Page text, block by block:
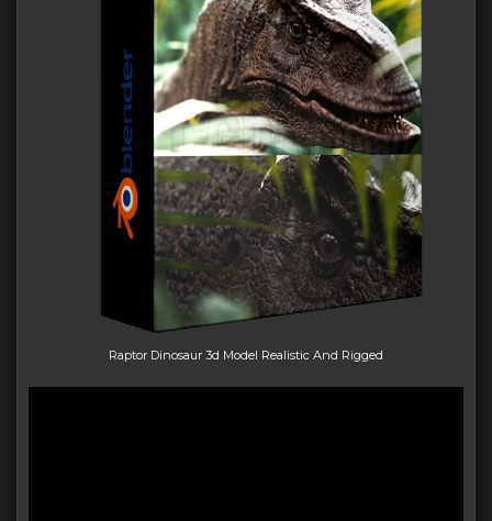
Raptor Dinosaur 3d Model Realistic And Rigged